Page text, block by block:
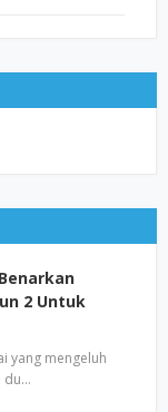
2 Untuk
yang mengeluh
du…